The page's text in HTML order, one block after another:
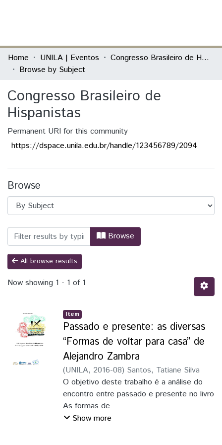
Communities & Collections
All of DSpace
Home UNILA | Eventos
Congresso Brasileiro de Hispanistas
Browse by Subject
Congresso Brasileiro de
Hispanistas
Permanent URI for this community
https://dspace.unila.edu.br/handle/123456789/2094
Browse
Browsing Congresso Brasileiro de
Browse
All browse results
Now showing 1 - 1 of 1
Item
Passado e presente: as diversas
“Formas de voltar para casa” de
Alejandro Zambra
(UNILA, 2016-08) Santos, Tatiane Silva
O objetivo deste trabalho é a análise do
encontro entre passado e presente no livro
As formas de
voltar para casa (2011) de Alejandro
Show more